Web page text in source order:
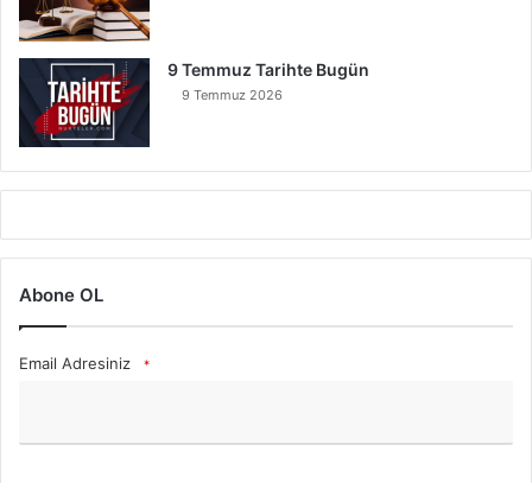
9 Temmuz Tarihte Bugün
9 Temmuz 2026
Abone OL
Email Adresiniz *